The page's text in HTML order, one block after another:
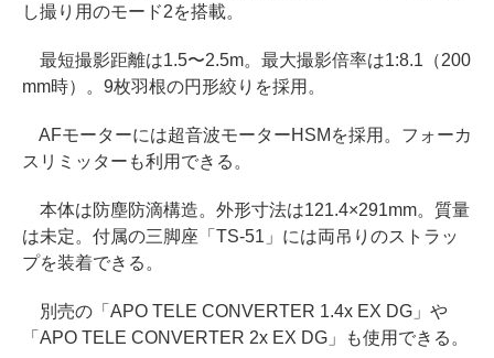
し撮り用のモード2を搭載。
最短撮影距離は1.5〜2.5m。最大撮影倍率は1:8.1（200
mm時）。9枚羽根の円形絞りを採用。
AFモーターには超音波モーターHSMを採用。フォーカ
スリミッターも利用できる。
本体は防塵防滴構造。外形寸法は121.4×291mm。質量
は未定。付属の三脚座「TS-51」には両吊りのストラッ
プを装着できる。
別売の「APO TELE CONVERTER 1.4x EX DG」や
「APO TELE CONVERTER 2x EX DG」も使用できる。